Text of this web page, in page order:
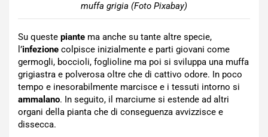
muffa grigia (Foto Pixabay)
Su queste piante ma anche su tante altre specie,
l’infezione colpisce inizialmente e parti giovani come
germogli, boccioli, foglioline ma poi si sviluppa una muffa
grigiastra e polverosa oltre che di cattivo odore. In poco
tempo e inesorabilmente marcisce e i tessuti intorno si
ammalano. In seguito, il marciume si estende ad altri
organi della pianta che di conseguenza avvizzisce e
dissecca.